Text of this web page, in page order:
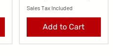
Sales Tax Included
Add to Cart